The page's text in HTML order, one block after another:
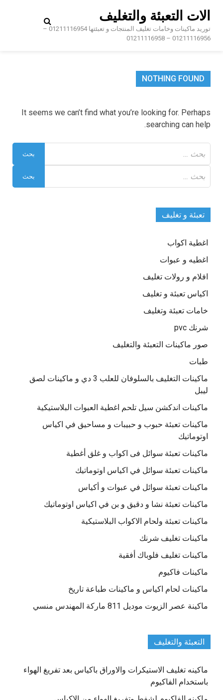
content
الات التعبئة والتغليف
توريد ماكينات وخامات تغليف المنتجات و تعبئتها 01211116954 –
01211116956 – 01211116958
NOTHING FOUND
It seems we can’t find what you’re looking for. Perhaps
searching can help.
عن:
عن:
تعبئة و تغليف
اغطية اكواب
اغطيه و عبوات
افلام و رولات تغليف
اكياس تعبئة و تغليف
خامات تعبئة وتغليف
شرنك pvc
صور ماكينات التعبئة والتغليف
طبات
ماكينات التغليف بالسلوفان للعلب 3 دي و ماكينات لصق
ليبل
ماكينات اندكشن سيل تلحم اغطية العبوات البلاستيكية
ماكينات تعبئة حبوب و حبيبات و مساحيق في اكياس
اوتوماتيك
ماكينات تعبئة سوائل فى اكواب و غلق أغطية
ماكينات تعبئة سوائل في اكياس اوتوماتيك
ماكينات تعبئة سوائل في عبوات و أكياس
ماكينات تعبئة نشا و دقيق و بن في اكياس اوتوماتيك
ماكينات تعبئة ولحام الاكواب البلاستيكية
ماكينات تغليف شرنك
ماكينات تغليف فلوباك أفقية
ماكينات فاكيوم
ماكينات لحام اكياس و ماكينات طباعة تاريخ
ماكينة عصر الزيوت موديل 811 ماركة المهندس منسي
التعبئة والتغليف
ماكينه تغليف الاستيكرات والاوراق باكياس بعد تفريغ الهواء
باستخدام الفاكيوم